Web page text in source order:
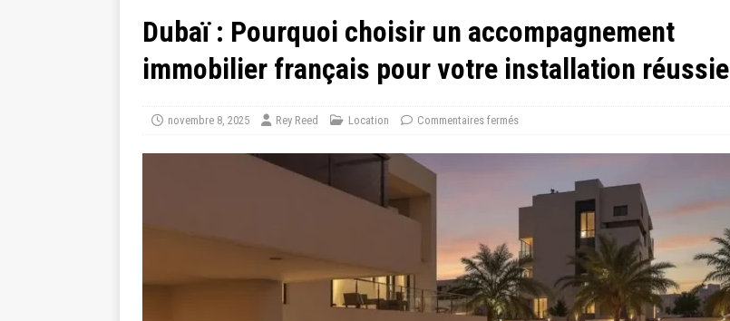
Dubaï : Pourquoi choisir un accompagnement
immobilier français pour votre installation réussie
novembre 8, 2025 Rey Reed Location Commentaires fermés